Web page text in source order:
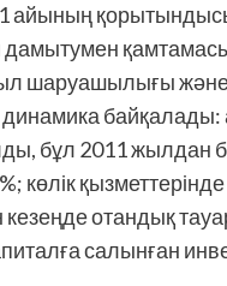
шаруашылығы
динамика
бұл 2011 жылдан
отандық
салынған